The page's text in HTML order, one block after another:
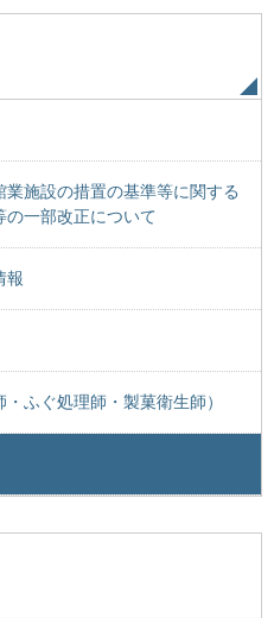
施設の措置の基準等に関する
の一部改正について
報
ふぐ処理師・製菓衛生師）